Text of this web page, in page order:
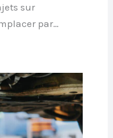
sur
par…